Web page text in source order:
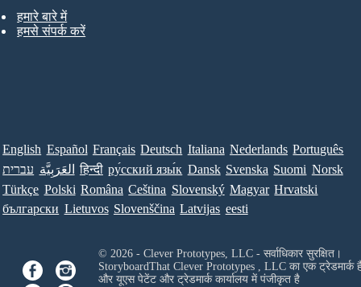
हमारे बारे में
हमसे संपर्क करें
English Español Français Deutsch Italiana Nederlands Português
עברית العَرَبِيَّة हिन्दी ру́сский язы́к Dansk Svenska Suomi Norsk
Türkçe Polski Româna Ceština Slovenský Magyar Hrvatski
български Lietuvos Slovenščina Latvijas eesti
© 2026 - Clever Prototypes, LLC - सर्वाधिकार सुरक्षित।
StoryboardThat Clever Prototypes , LLCका एक ट्रेडमार्क
और यूएस पेटेंट और ट्रेडमार्क कार्यालय में पंजीकृत है